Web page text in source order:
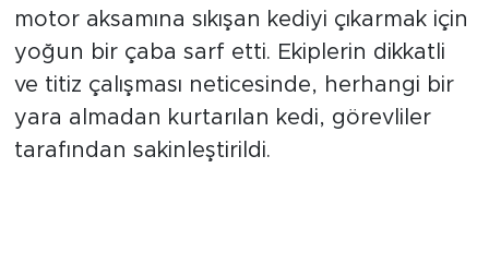
motor aksamına sıkışan kediyi çıkarmak için
yoğun bir çaba sarf etti. Ekiplerin dikkatli
ve titiz çalışması neticesinde, herhangi bir
yara almadan kurtarılan kedi, görevliler
tarafından sakinleştirildi.